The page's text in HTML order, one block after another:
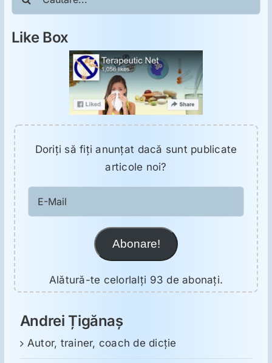
Like Box
Doriţi să fiţi anunţat dacă sunt publicate
articole noi?
Mail
Abonare!
Alătură-te celorlalți 93 de abonați.
Andrei Țigănaș
Autor, trainer, coach de dicție